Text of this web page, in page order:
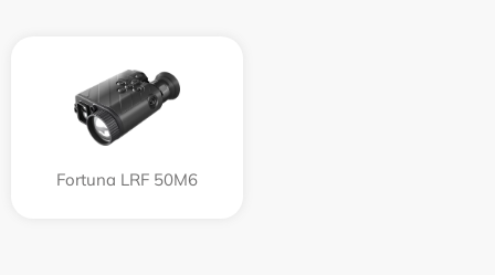
Fortuna LRF 50M6